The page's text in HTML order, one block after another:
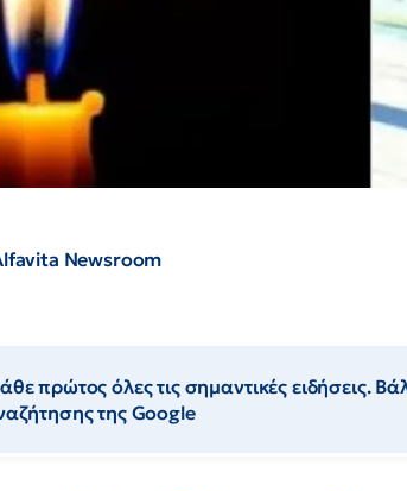
Newsroom
πρώτος όλες τις σημαντικές ειδήσεις.
της Google